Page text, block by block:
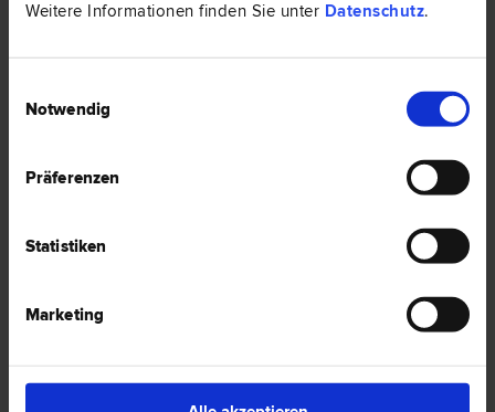
Weitere Informationen finden Sie unter Datenschutz.
Notwendig
Präferenzen
Statistiken
Marketing
Die Causa Wirecard: Soll ich wegen meiner Wirecard Aktie